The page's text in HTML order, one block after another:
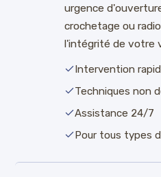
urgence
crochetage ou
l'intégrité de votre
Intervention
Techniques non
Assistance 24/7
Pour tous types